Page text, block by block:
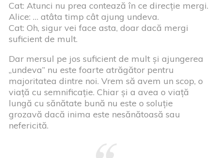
Cat: Atunci nu prea contează în ce direcție mergi.
Alice: … atâta timp cât ajung undeva.
Cat: Oh, sigur vei face asta, doar dacă mergi
suficient de mult.
Dar mersul pe jos suficient de mult și ajungerea
„undeva” nu este foarte atrăgător pentru
majoritatea dintre noi. Vrem să avem un scop, o
viață cu semnificație. Chiar și a avea o viață
lungă cu sănătate bună nu este o soluție
grozavă dacă inima este nesănătoasă sau
nefericită.